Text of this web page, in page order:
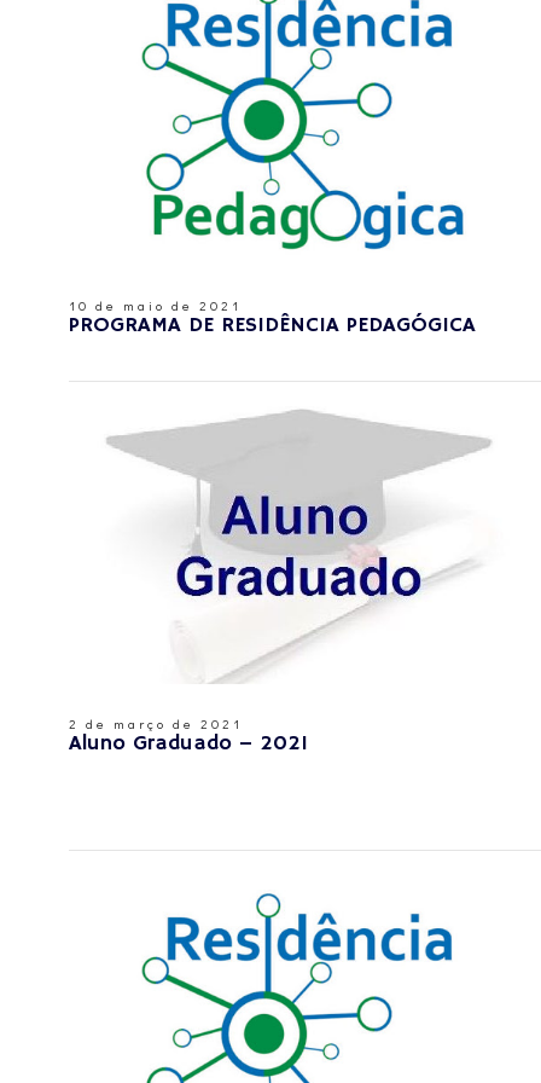
10 de maio de 2021
PROGRAMA DE RESIDÊNCIA PEDAGÓGICA
2 de março de 2021
Aluno Graduado – 2021